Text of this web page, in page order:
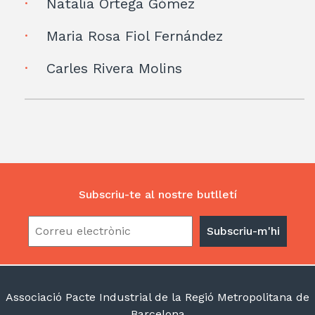
Maria Rosa Fiol Fernández
Carles Rivera Molins
Subscriu-te al nostre butlletí
Associació Pacte Industrial de la Regió Metropolitana de